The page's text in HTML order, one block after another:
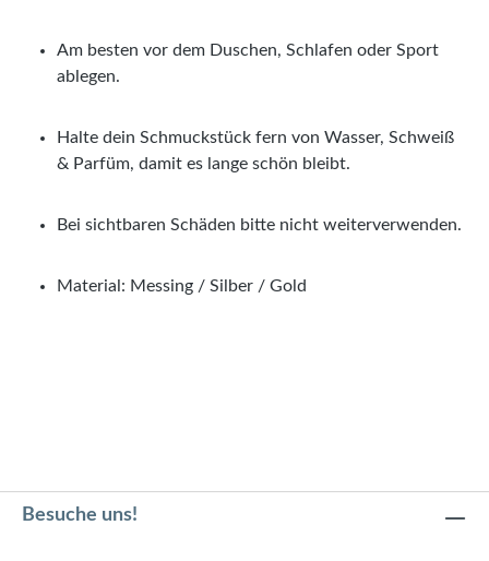
Am besten vor dem Duschen, Schlafen oder Sport
ablegen.
Halte dein Schmuckstück fern von Wasser, Schweiß
& Parfüm, damit es lange schön bleibt.
Bei sichtbaren Schäden bitte nicht weiterverwenden.
Material: Messing / Silber / Gold
Besuche uns!